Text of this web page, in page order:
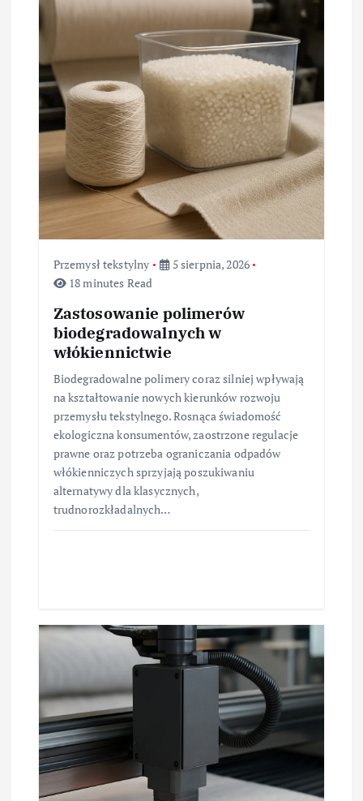
a
w
p
s
u
Przemysł tekstylny
5 sierpnia, 2026
18 minutes Read
Zastosowanie polimerów
biodegradowalnych w
włókiennictwie
Biodegradowalne polimery coraz silniej wpływają
na kształtowanie nowych kierunków rozwoju
przemysłu tekstylnego. Rosnąca świadomość
ekologiczna konsumentów, zaostrzone regulacje
prawne oraz potrzeba ograniczania odpadów
włókienniczych sprzyjają poszukiwaniu
alternatywy dla klasycznych,
trudnorozkładalnych…